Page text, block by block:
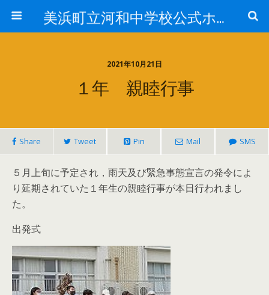
美浜町立河和中学校公式ホームページ
2021年10月21日
１年 親睦行事
Share Tweet Pin Mail SMS
５月上旬に予定され，雨天及び緊急事態宣言の発令によ
り延期されていた１年生の親睦行事が本日行われまし
た。
出発式